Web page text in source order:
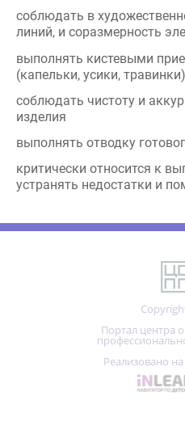
выполнять кистевыми
(капельки, усики, травинки)
изделия
выполнять отводку
критически относится к
Портал центра
Реализовано на